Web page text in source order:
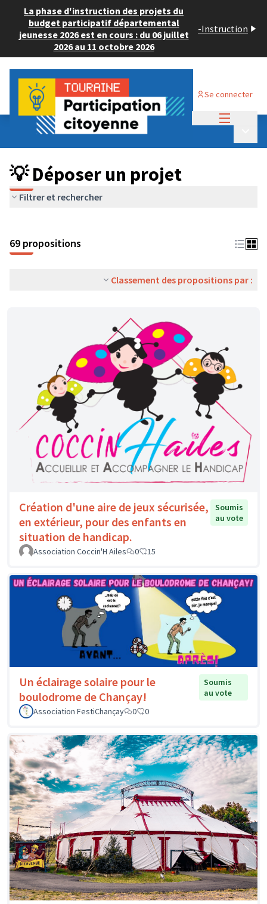
La phase d'instruction des projets du
budget participatif départemental
jeunesse 2026 est en cours : du 06 juillet
2026 au 11 octobre 2026
-Instruction
Se connecter
Budget Participatif ADULTE 2024
💡 Déposer un projet
💡 Déposer un projet
Filtrer et rechercher
69 propositions
Classement des propositions par :
Création d'une aire de jeux sécurisée,
en extérieur, pour des enfants en
situation de handicap.
Soumis
au vote
Association Coccin'H Ailes 0 15
Un éclairage solaire pour le
boulodrome de Chançay!
Soumis
au vote
Association FestiChançay
0 0